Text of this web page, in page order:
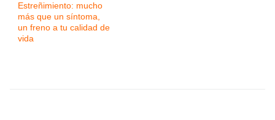
Estreñimiento: mucho
más que un síntoma,
un freno a tu calidad de
vida